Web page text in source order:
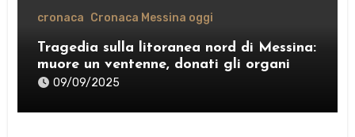
cronaca Cronaca Messina oggi
Tragedia sulla litoranea nord di Messina:
muore un ventenne, donati gli organi
09/09/2025